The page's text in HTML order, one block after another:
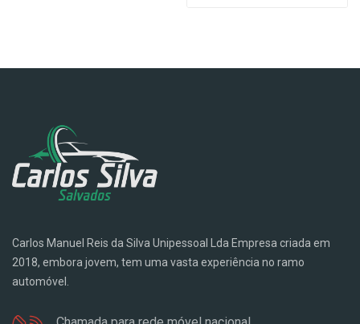
Carlos Manuel Reis da Silva Unipessoal Lda Empresa criada em
2018, embora jovem, tem uma vasta experiência no ramo
automóvel.